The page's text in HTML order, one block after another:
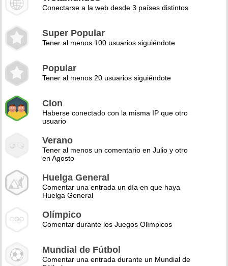
Conectarse a la web desde 3 países distintos
Super Popular
Tener al menos 100 usuarios siguiéndote
Popular
Tener al menos 20 usuarios siguiéndote
Clon
Haberse conectado con la misma IP que otro
usuario
Verano
Tener al menos un comentario en Julio y otro
en Agosto
Huelga General
Comentar una entrada un día en que haya
Huelga General
Olímpico
Comentar durante los Juegos Olímpicos
Mundial de Fútbol
Comentar una entrada durante un Mundial de